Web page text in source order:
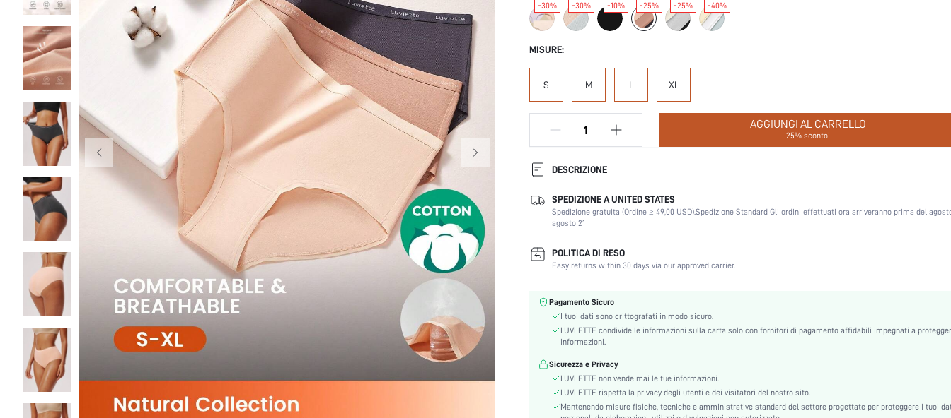
-30% -30% -10% -25% -25% -40%
MISURE:
S M L XL
AGGIUNGI AL CARRELLO
25% sconto!
DESCRIZIONE
Colore:
Multicolore
Festival:
Natale, Giorno del Ringraziamento, Rientro a scuola, San Valentino
Stile:
Vita alta
Scene:
Istruzioni Lavaggio:
Lavare in lavatrice, non lavare a secco
Caratteristiche di qualità del
Tessuto:
Numero di pezzi:
Set 3 pezzi
Tipo di motivo:
Colore unico
Tipo di mutandine:
Mutandine
SPEDIZIONE A UNITED STATES
Spedizione gratuita (Ordine ≥ 49,00 USD).Spedizione Standard Gli ordini effettuati ora arriveranno prima del
agosto 21
POLITICA DI RESO
Easy returns within 30 days via our approved carrier.
Pagamento Sicuro
I tuoi dati sono crittografati in modo sicuro.
LUVLETTE condivide le informazioni sulla carta solo con fornitori di pagamento affidabili impegnati a
informazioni.
Sicurezza e Privacy
LUVLETTE non vende mai le tue informazioni.
LUVLETTE rispetta la privacy degli utenti e dei visitatori del nostro sito.
Mantenendo misure fisiche, tecniche e amministrative standard del settore progettate per proteggere i tuoi